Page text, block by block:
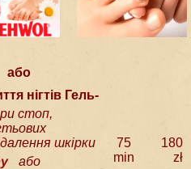
або
нігтів Гель-
стоп,
шкірки
або
75
min
180
zł